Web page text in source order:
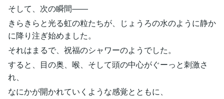
そして、次の瞬間――
きらきらと光る虹の粒たちが、じょうろの水のように静か
に降り注ぎ始めました。
それはまるで、祝福のシャワーのようでした。
すると、目の奥、喉、そして頭の中心がぐーっと刺激さ
れ、
なにかが開かれていくような感覚とともに、